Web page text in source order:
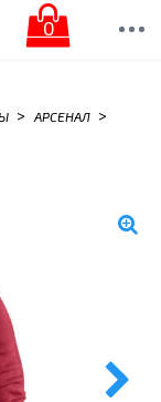
0
> АРСЕНАЛ >